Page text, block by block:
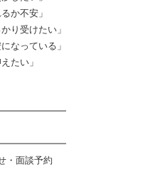
か不安」
り受けたい」
なっている」
たい」
・面談予約